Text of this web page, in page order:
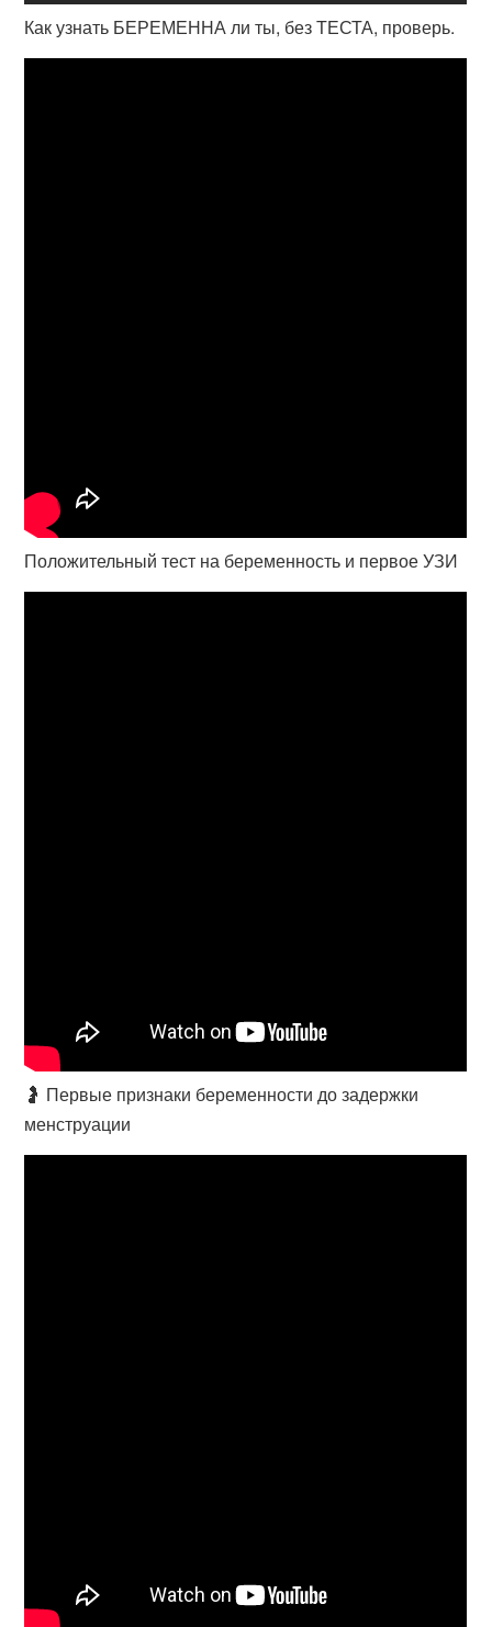
Как узнать БЕРЕМЕННА ли ты, без ТЕСТА, проверь.
Положительный тест на беременность и первое УЗИ
🤰 Первые признаки беременности до задержки
менструации